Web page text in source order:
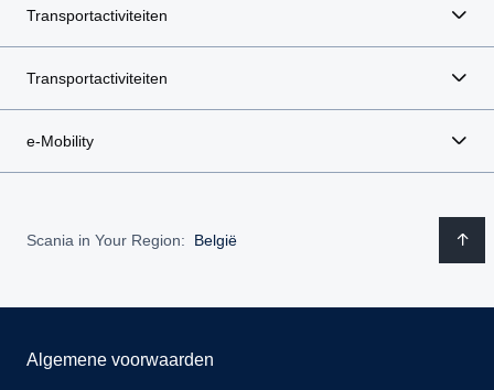
Transportactiviteiten
Transportactiviteiten
e-Mobility
Scania in Your Region: België
Algemene voorwaarden